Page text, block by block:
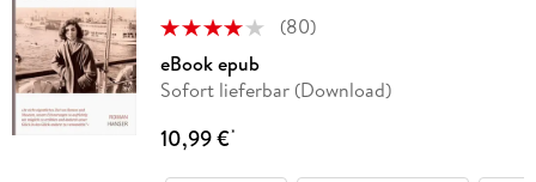
(80)
eBook epub
Sofort lieferbar (Download)
10,99 €*